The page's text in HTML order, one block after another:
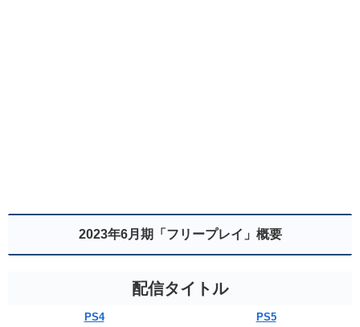
2023年6月期「フリープレイ」概要
配信タイトル
PS4 PS5